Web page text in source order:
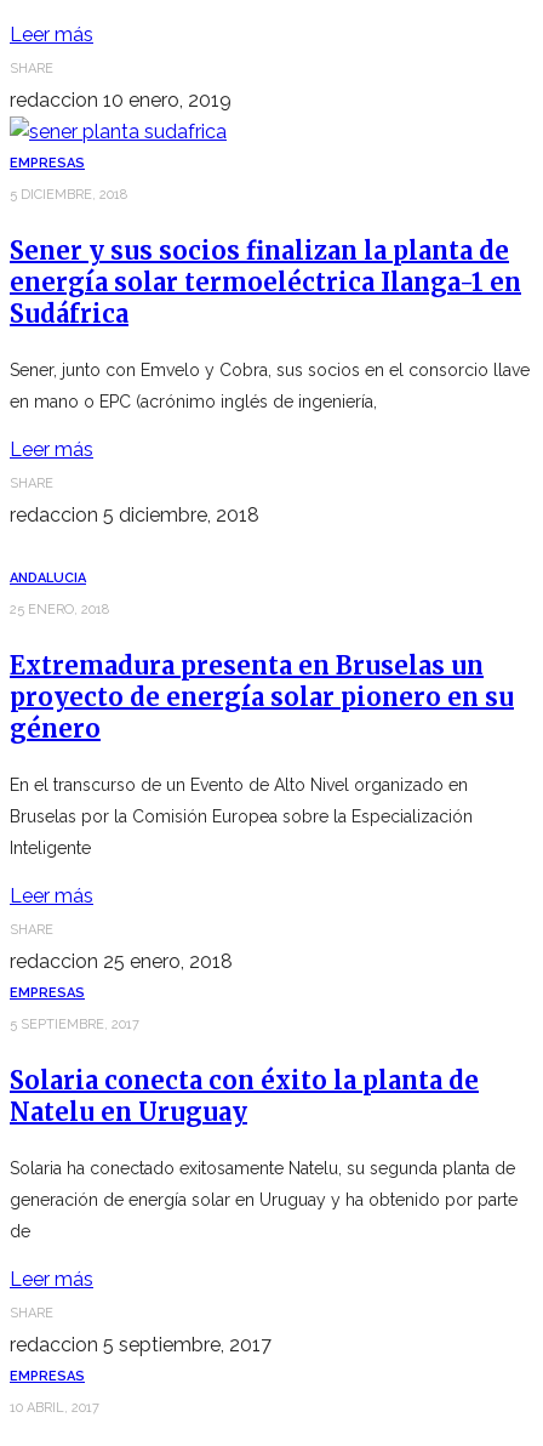
Leer más
SHARE
redaccion 10 enero, 2019
EMPRESAS
5 DICIEMBRE, 2018
Sener y sus socios finalizan la planta de
energía solar termoeléctrica Ilanga-1 en
Sudáfrica
Sener, junto con Emvelo y Cobra, sus socios en el consorcio llave
en mano o EPC (acrónimo inglés de ingeniería,
Leer más
SHARE
redaccion 5 diciembre, 2018
ANDALUCIA
25 ENERO, 2018
Extremadura presenta en Bruselas un
proyecto de energía solar pionero en su
género
En el transcurso de un Evento de Alto Nivel organizado en
Bruselas por la Comisión Europea sobre la Especialización
Inteligente
Leer más
SHARE
redaccion 25 enero, 2018
EMPRESAS
5 SEPTIEMBRE, 2017
Solaria conecta con éxito la planta de
Natelu en Uruguay
Solaria ha conectado exitosamente Natelu, su segunda planta de
generación de energía solar en Uruguay y ha obtenido por parte
de
Leer más
SHARE
redaccion 5 septiembre, 2017
EMPRESAS
10 ABRIL, 2017